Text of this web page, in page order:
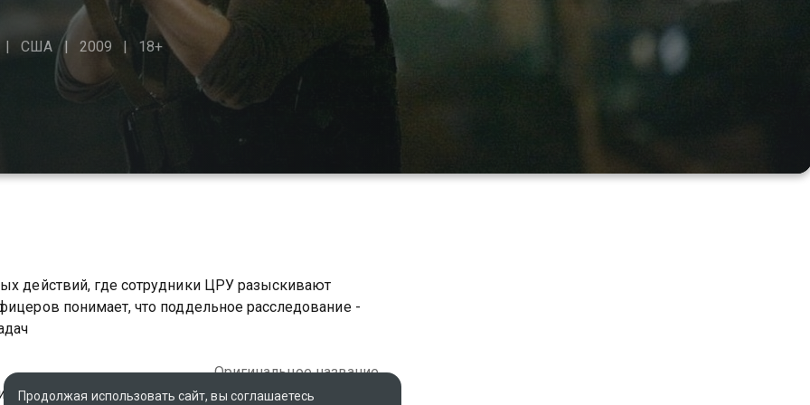
США 2009 18+
действий, где сотрудники ЦРУ разыскивают
понимает, что поддельное расследование -
Япония,
Оригинальное название
Green Zone
Продолжая использовать сайт, вы соглашаетесь